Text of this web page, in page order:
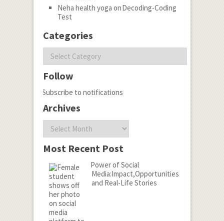
Neha health yoga onDecoding-Coding
Test
Categories
Categories
Follow
Subscribe to notifications
Archives
Archives
Most Recent Post
Power of Social
Media:Impact,Opportunities
and Real-Life Stories